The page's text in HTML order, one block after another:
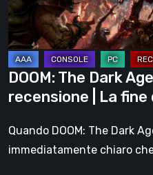
la
recensione
|
La
fine
dell’era
dello
Slayer?
DOOM: The Dark
recensione | La fine
Quando DOOM: The Dark
immediatamente chiaro